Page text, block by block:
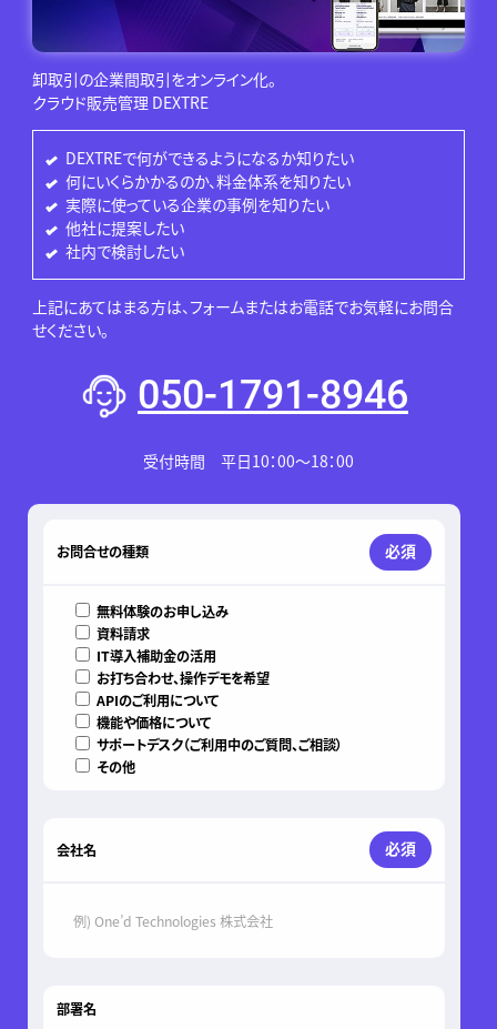
卸取引の企業間取引をオンライン化。
クラウド販売管理 DEXTRE
DEXTREで何ができるようになるか知りたい
何にいくらかかるのか、料金体系を知りたい
実際に使っている企業の事例を知りたい
他社に提案したい
社内で検討したい
上記にあてはまる方は、フォームまたはお電話でお気軽にお問合
せください。
050-1791-8946
受付時間 平日10：00～18：00
お問合せの種類 必須
無料体験のお申し込み
資料請求
IT導入補助金の活用
お打ち合わせ、操作デモを希望
APIのご利用について
機能や価格について
サポートデスク（ご利用中のご質問、ご相談）
その他
会社名 必須
部署名